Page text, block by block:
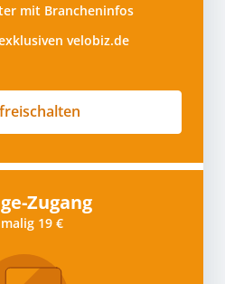
mit Brancheninfos
velobiz.de
Zugang
19 €